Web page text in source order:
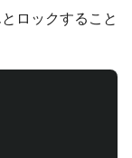
ロックすること